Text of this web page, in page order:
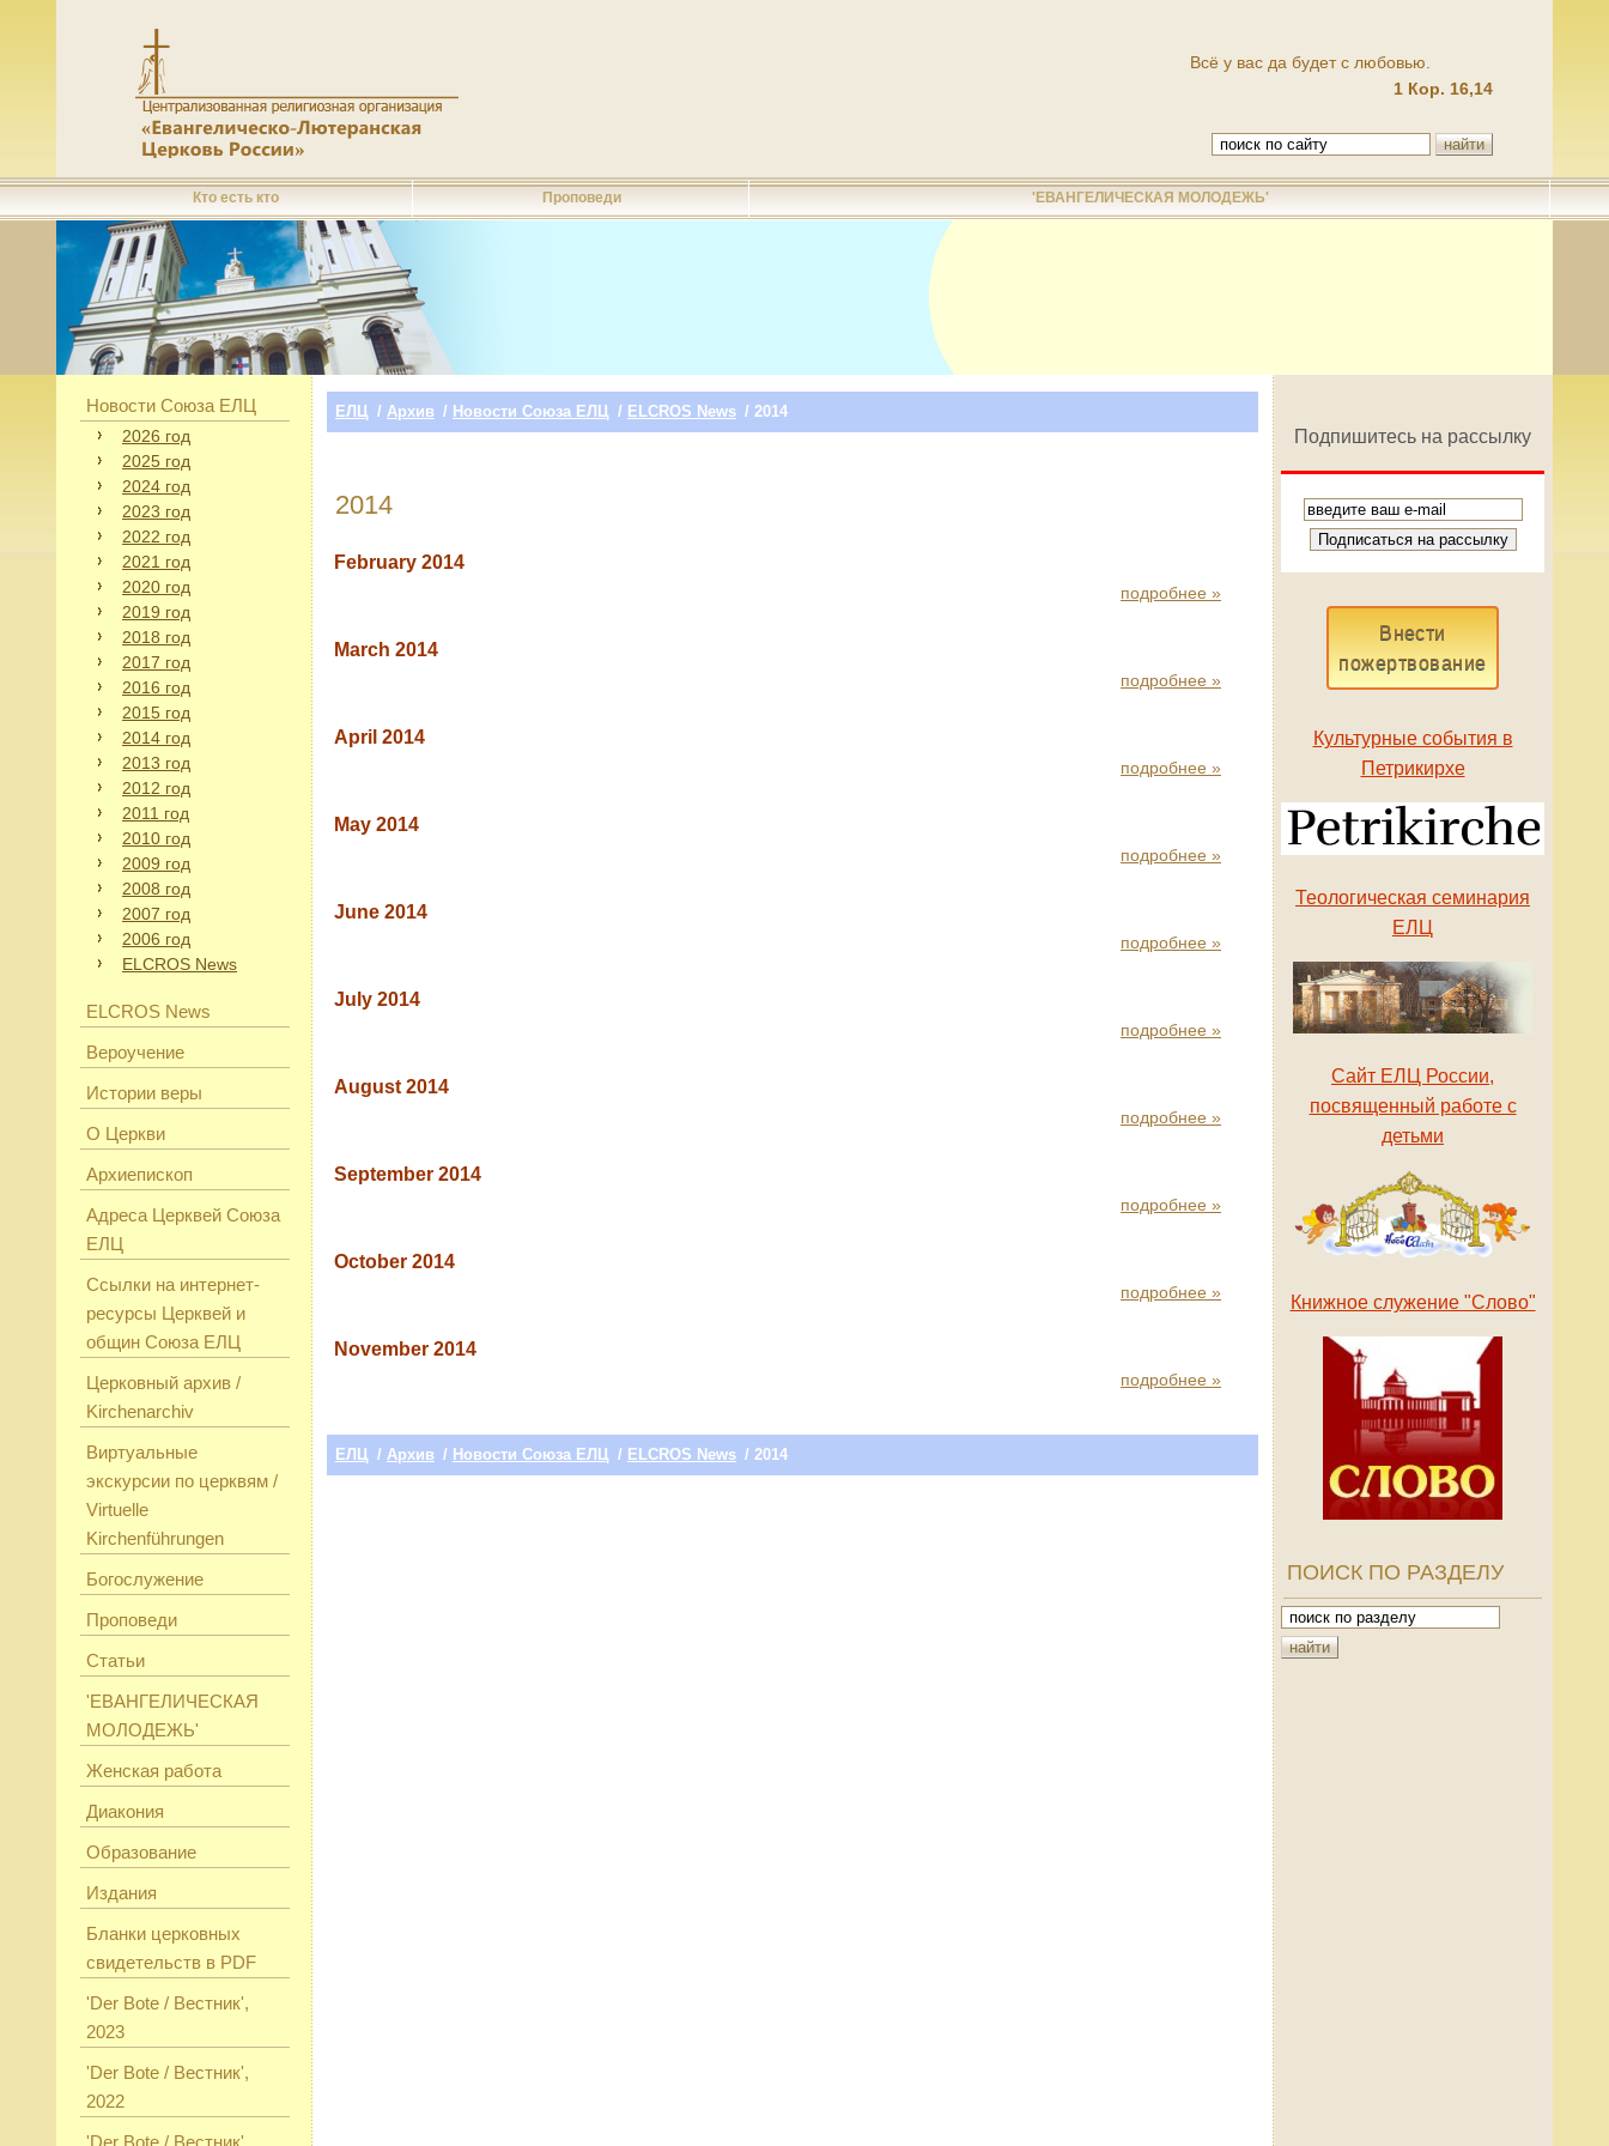
Всё у вас да будет с любовью.
1 Кор. 16,14
Кто есть кто Проповеди 'ЕВАНГЕЛИЧЕСКАЯ МОЛОДЕЖЬ'
Новости Союза ЕЛЦ
2026 год
2025 год
2024 год
2023 год
2022 год
2021 год
2020 год
2019 год
2018 год
2017 год
2016 год
2015 год
2014 год
2013 год
2012 год
2011 год
2010 год
2009 год
2008 год
2007 год
2006 год
ELCROS News
ELCROS News
Вероучение
Истории веры
О Церкви
Архиепископ
Адреса Церквей Союза
ЕЛЦ
Ссылки на интернет-
ресурсы Церквей и
общин Союза ЕЛЦ
Церковный архив /
Kirchenarchiv
Виртуальные
экскурсии по церквям /
Virtuelle
Kirchenführungen
Богослужение
Проповеди
Статьи
'ЕВАНГЕЛИЧЕСКАЯ
МОЛОДЕЖЬ'
Женская работа
Диакония
Образование
Издания
Бланки церковных
свидетельств в PDF
'Der Bote / Вестник',
2023
'Der Bote / Вестник',
2022
'Der Bote / Вестник',
ЕЛЦ / Архив / Новости Союза ЕЛЦ / ELCROS News / 2014
2014
February 2014
подробнее »
March 2014
подробнее »
April 2014
подробнее »
May 2014
подробнее »
June 2014
подробнее »
July 2014
подробнее »
August 2014
подробнее »
September 2014
подробнее »
October 2014
подробнее »
November 2014
подробнее »
ЕЛЦ / Архив / Новости Союза ЕЛЦ / ELCROS News / 2014
Подпишитесь на рассылку
Внести
пожертвование
Культурные события в
Петрикирхе
Теологическая семинария
ЕЛЦ
Сайт ЕЛЦ России,
посвященный работе с
детьми
Книжное служение "Слово"
ПОИСК ПО РАЗДЕЛУ